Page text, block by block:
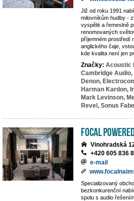
Již od roku 1991
milovníkům hudby -
vyspělé a řemeslně
renomovaných
příjemném prostředí
anglického čaje,
kde kvalita není jen
Značky: Acoustic
Cambridge Audio,
Denon,
Harman Kardon,
Mark Levinson,
Revel, Sonus
Focal
Vinohradská
+420 605 836
e-mail
Specializovaný
bezkonkurenční
spolu s audio